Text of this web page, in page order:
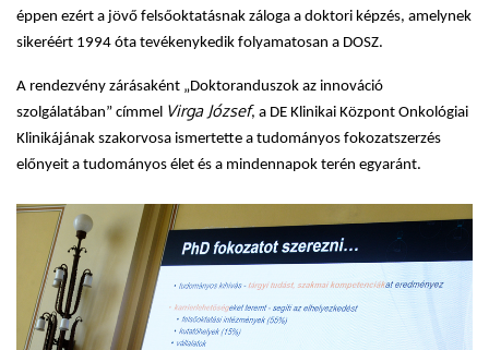
éppen ezért a jövő felsőoktatásnak záloga a doktori képzés, amelynek
sikeréért 1994 óta tevékenykedik folyamatosan a DOSZ.
A rendezvény zárásaként „Doktoranduszok az innováció
szolgálatában” címmel Virga József, a DE Klinikai Központ Onkológiai
Klinikájának szakorvosa ismertette a tudományos fokozatszerzés
előnyeit a tudományos élet és a mindennapok terén egyaránt.